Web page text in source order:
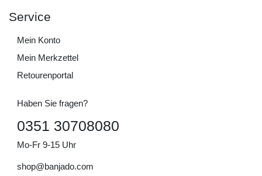
Service
Mein Konto
Mein Merkzettel
Retourenportal
Haben Sie fragen?
0351 30708080
Mo-Fr 9-15 Uhr
shop@banjado.com